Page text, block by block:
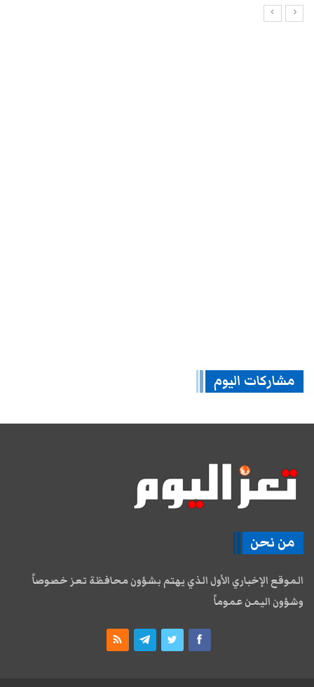
مشاركات اليوم
من نحن
الموقع الإخباري الأول الذي يهتم بشؤون محافظة تعز خصوصاً
وشؤون اليمن عموماً